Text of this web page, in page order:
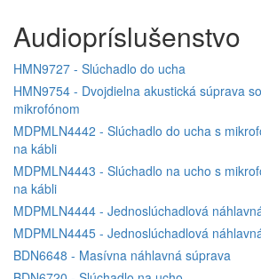
Audiopríslušenstvo
HMN9727 - Slúchadlo do ucha
HMN9754 - Dvojdielna akustická súprava
mikrofónom
MDPMLN4442 - Slúchadlo do ucha s
na kábli
MDPMLN4443 - Slúchadlo na ucho s
na kábli
MDPMLN4444 - Jednoslúchadlová
MDPMLN4445 - Jednoslúchadlová
BDN6648 - Masívna náhlavná súprava